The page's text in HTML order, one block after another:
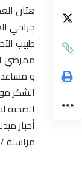
هتان
جراحي
طبيب
ممرضي
و
الشكر
الصحية
أخبار
مراسلة